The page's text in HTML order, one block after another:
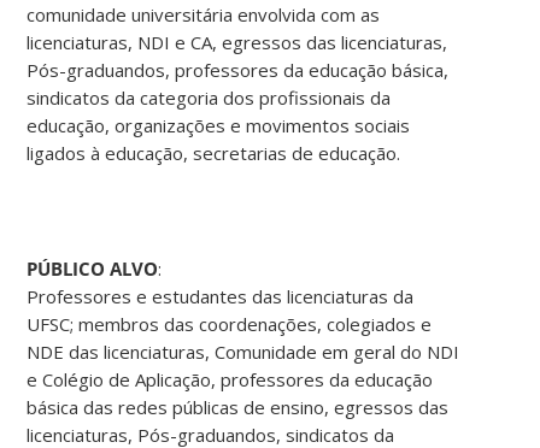
comunidade universitária envolvida com as
licenciaturas, NDI e CA, egressos das licenciaturas,
Pós-graduandos, professores da educação básica,
sindicatos da categoria dos profissionais da
educação, organizações e movimentos sociais
ligados à educação, secretarias de educação.
PÚBLICO ALVO:
Professores e estudantes das licenciaturas da
UFSC; membros das coordenações, colegiados e
NDE das licenciaturas, Comunidade em geral do NDI
e Colégio de Aplicação, professores da educação
básica das redes públicas de ensino, egressos das
licenciaturas, Pós-graduandos, sindicatos da